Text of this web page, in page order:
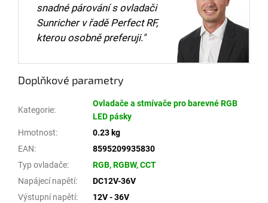
snadné párování s ovladači
Sunricher v řadě Perfect RF,
kterou osobně preferuji."
Doplňkové parametry
Kategorie:
Ovladače a stmívače pro barevné RGB
LED pásky
Hmotnost:
0.23 kg
EAN:
8595209935830
Typ ovladače:
RGB, RGBW, CCT
Napájecí napětí:
DC12V-36V
Výstupní napětí:
12V - 36V